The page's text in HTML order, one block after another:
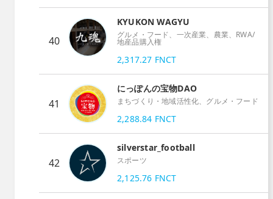
40
KYUKON WAGYU
グルメ・フード、一次産業、農業、RWA/
地産品購入権
2,317.27 FNCT
41
にっぽんの宝物DAO
まちづくり・地域活性化、グルメ・フード
2,288.84 FNCT
42
silverstar_football
スポーツ
2,125.76 FNCT